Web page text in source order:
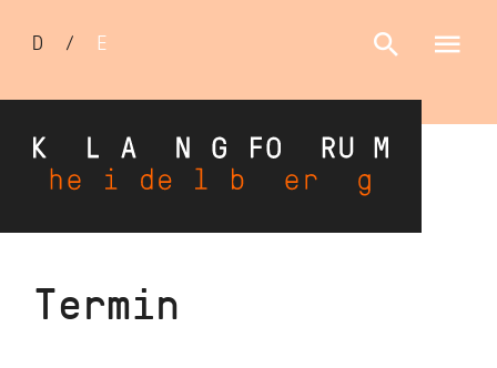
Direkt
Sprachumschalter
D / E
Termin